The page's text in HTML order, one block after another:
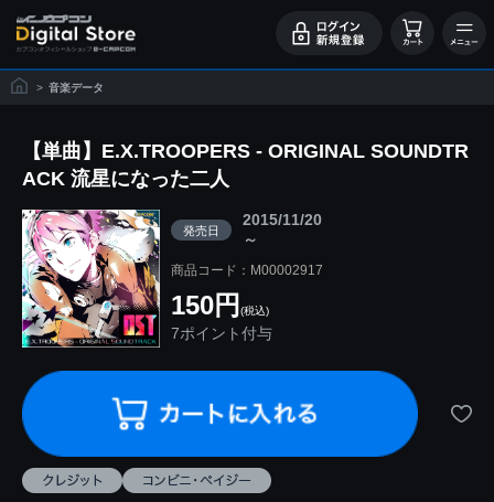
> 音楽データ
【単曲】E.X.TROOPERS - ORIGINAL SOUNDTR
ACK 流星になった二人
発売日
2015/11/20
～
商品コード：M00002917
150円 (税込)
7ポイント付与